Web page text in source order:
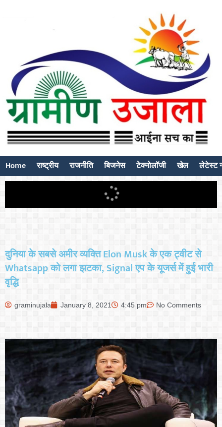
Home राष्ट्रीय राजनीति बिजनेस टेक्नोलॉजी खेल लेटेस्ट
दुनिया के सबसे अमीर व्‍यक्ति Elon Musk के एक ट्वीट से
Whatsapp को लगा झटका, Signal एप के यूजर्स में हुई भारी
वृद्धि
graminujala January 8, 2021 4:45 pm No Comments